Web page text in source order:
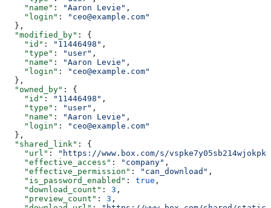
    "name"
: "Aaron Levie" ,
    "login"
:
"ceo@example.com"
  },
  "modified_by"
: {
    "id"
: "11446498" ,
    "type"
: "user" ,
    "name"
: "Aaron Levie" ,
    "login"
:
"ceo@example.com"
  },
  "owned_by"
: {
    "id"
: "11446498" ,
    "type"
: "user" ,
    "name"
: "Aaron Levie" ,
    "login"
:
"ceo@example.com"
  },
  "shared_link"
: {
    "url"
:
"https://www.box.com/s/vspke7y05sb214wjokpk"
    "effective_access"
: "company" ,
    "effective_permission"
: "can_download" ,
    "is_password_enabled"
: true ,
    "download_count"
: 3 ,
    "preview_count"
: 3 ,